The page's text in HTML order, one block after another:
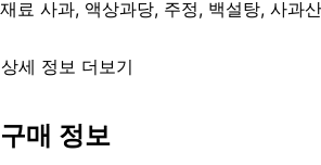
재료 사과, 액상과당, 주정, 백설탕, 사과
상세 정보 더보기
등록일
구매 정보